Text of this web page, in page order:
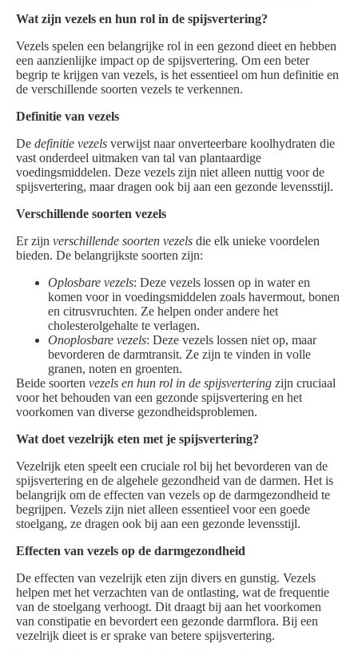
Wat zijn vezels en hun rol in de spijsvertering?
Vezels spelen een belangrijke rol in een gezond dieet en hebben
een aanzienlijke impact op de spijsvertering. Om een beter
begrip te krijgen van vezels, is het essentieel om hun definitie en
de verschillende soorten vezels te verkennen.
Definitie van vezels
De definitie vezels verwijst naar onverteerbare koolhydraten die
vast onderdeel uitmaken van tal van plantaardige
voedingsmiddelen. Deze vezels zijn niet alleen nuttig voor de
spijsvertering, maar dragen ook bij aan een gezonde levensstijl.
Verschillende soorten vezels
Er zijn verschillende soorten vezels die elk unieke voordelen
bieden. De belangrijkste soorten zijn:
Oplosbare vezels: Deze vezels lossen op in water en
komen voor in voedingsmiddelen zoals havermout, bonen
en citrusvruchten. Ze helpen onder andere het
cholesterolgehalte te verlagen.
Onoplosbare vezels: Deze vezels lossen niet op, maar
bevorderen de darmtransit. Ze zijn te vinden in volle
granen, noten en groenten.
Beide soorten vezels en hun rol in de spijsvertering zijn cruciaal
voor het behouden van een gezonde spijsvertering en het
voorkomen van diverse gezondheidsproblemen.
Wat doet vezelrijk eten met je spijsvertering?
Vezelrijk eten speelt een cruciale rol bij het bevorderen van de
spijsvertering en de algehele gezondheid van de darmen. Het is
belangrijk om de effecten van vezels op de darmgezondheid te
begrijpen. Vezels zijn niet alleen essentieel voor een goede
stoelgang, ze dragen ook bij aan een gezonde levensstijl.
Effecten van vezels op de darmgezondheid
De effecten van vezelrijk eten zijn divers en gunstig. Vezels
helpen met het verzachten van de ontlasting, wat de frequentie
van de stoelgang verhoogt. Dit draagt bij aan het voorkomen
van constipatie en bevordert een gezonde darmflora. Bij een
vezelrijk dieet is er sprake van betere spijsvertering.